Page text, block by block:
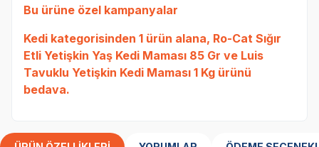
Bu ürüne özel kampanyalar
Kedi kategorisinden 1 ürün alana, Ro-Cat Sığır
Etli Yetişkin Yaş Kedi Maması 85 Gr ve Luis
Tavuklu Yetişkin Kedi Maması 1 Kg ürünü
bedava.